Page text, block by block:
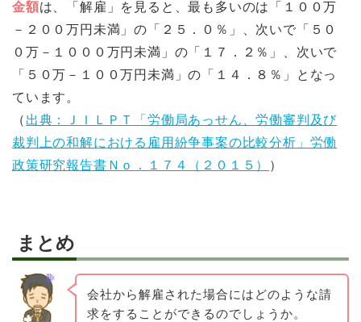
金額は、「解雇」を見ると、最も多いのは「１００万
－２００万円未満」の「２５．０％」、次いで「５０
０万－１０００万円未満」の「１７．２％」、次いで
「５０万－１００万円未満」の「１４．８％」となっ
ています。
（ 出典：ＪＩＬＰＴ「労働局あっせん、労働審判及び
裁判上の和解における雇用紛争事案の比較分析」労働
政策研究報告書Ｎｏ．１７４（２０１５）
）
まとめ
会社から解雇された場合にはどのような請
求をすることができるのでしょうか。